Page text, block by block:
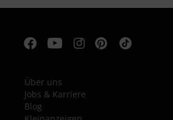
Über uns
Jobs & Karriere
Blog